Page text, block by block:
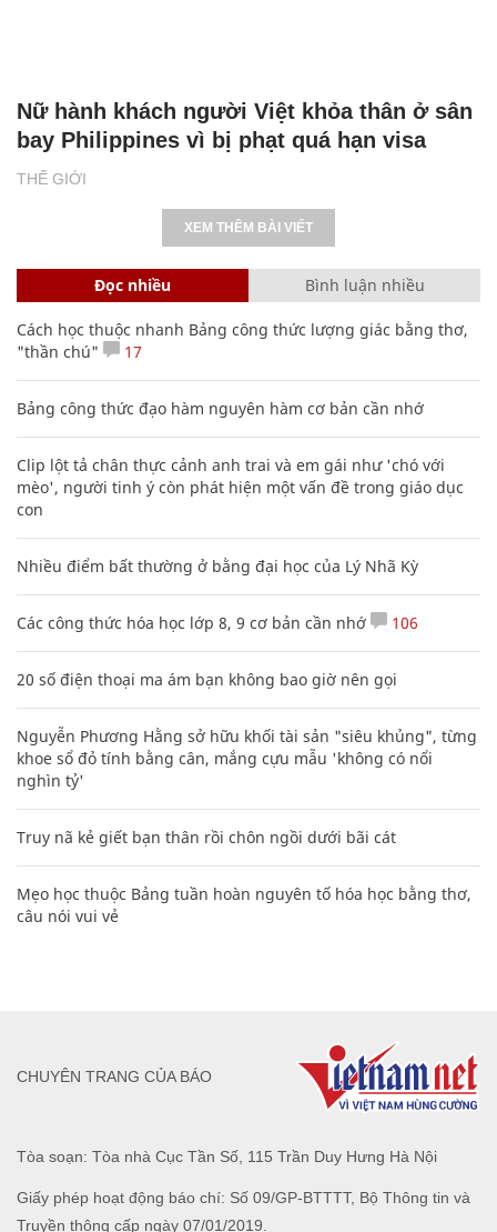
THẾ GIỚI
Nữ hành khách người Việt khỏa thân ở sân
bay Philippines vì bị phạt quá hạn visa
XEM THÊM BÀI VIẾT
Đọc nhiều Bình luận nhiều
Cách học thuộc nhanh Bảng công thức lượng giác bằng thơ,
"thần chú"
17
Bảng công thức đạo hàm nguyên hàm cơ bản cần nhớ
Clip lột tả chân thực cảnh anh trai và em gái như 'chó với
mèo', người tinh ý còn phát hiện một vấn đề trong giáo dục
con
Nhiều điểm bất thường ở bằng đại học của Lý Nhã Kỳ
Các công thức hóa học lớp 8, 9 cơ bản cần nhớ 106
20 số điện thoại ma ám bạn không bao giờ nên gọi
Nguyễn Phương Hằng sở hữu khối tài sản "siêu khủng", từng
khoe sổ đỏ tính bằng cân, mắng cựu mẫu 'không có nổi
nghìn tỷ'
Truy nã kẻ giết bạn thân rồi chôn ngồi dưới bãi cát
Mẹo học thuộc Bảng tuần hoàn nguyên tố hóa học bằng thơ,
câu nói vui vẻ
Tòa soạn: Tòa nhà Cục Tần Số, 115 Trần Duy Hưng Hà Nội
Giấy phép hoạt động báo chí: Số 09/GP-BTTTT, Bộ Thông tin và
Truyền thông cấp ngày 07/01/2019.
CHUYÊN TRANG CỦA BÁO